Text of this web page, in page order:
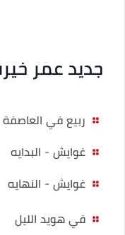
جديد عمر
ربيع في العاصفة
غوايش - البدايه
غوايش - النهايه
في هويد الليل